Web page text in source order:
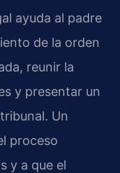
ayuda al padre
de la orden
reunir la
y presentar un
Un
proceso
y a que el